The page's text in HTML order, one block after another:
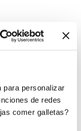
para personalizar
de redes
comer galletas?
por